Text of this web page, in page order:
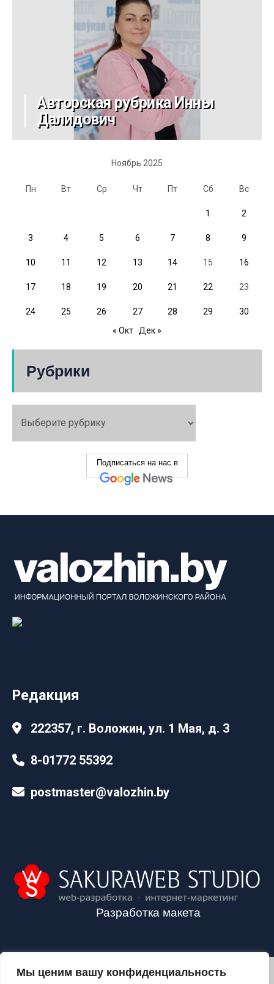
Мы ценим вашу конфиденциальность
Авторская рубрика Инны
Далидович
Ноябрь 2025
Пн Вт Ср Чт Пт Сб Вс
1 2
3 4 5 6 7 8 9
10 11 12 13 14 15 16
17 18 19 20 21 22 23
24 25 26 27 28 29
30
« Окт
Дек »
Рубрики
Подписаться на нас в
Редакция
222357, г. Воложин, ул. 1 Мая, д. 3
8-01772 55392
postmaster@valozhin.by
Разработка макета
2024©VALOZHIN.BY - НОВОСТИ ВОЛОЖИНСКОГО РАЙОНА